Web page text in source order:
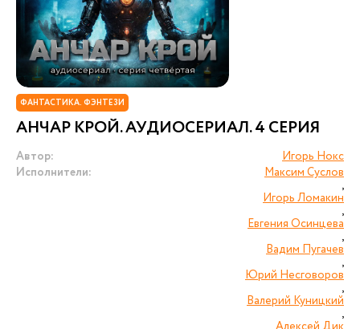
ФАНТАСТИКА. ФЭНТЕЗИ
АНЧАР КРОЙ. АУДИОСЕРИАЛ. 4 СЕРИЯ
Автор:
Игорь Нокс
Исполнители:
Максим Суслов
,
Игорь Ломакин
,
Евгения Осинцева
,
Вадим Пугачев
,
Юрий Несговоров
,
Валерий Куницкий
,